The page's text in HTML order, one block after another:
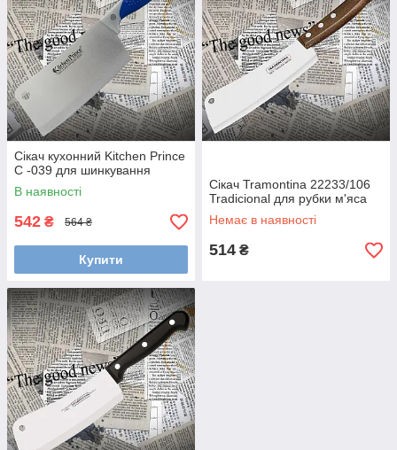
Сікач кухонний Kitchen Prince
C -039 для шинкування
В наявності
542 ₴ 564 ₴
Купити
Сікач Tramontina 22233/106
Tradicional для рубки м'яса
Немає в наявності
514 ₴